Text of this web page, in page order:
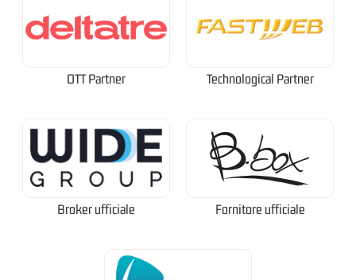
OTT Partner Technological Partner
Broker ufficiale Fornitore ufficiale